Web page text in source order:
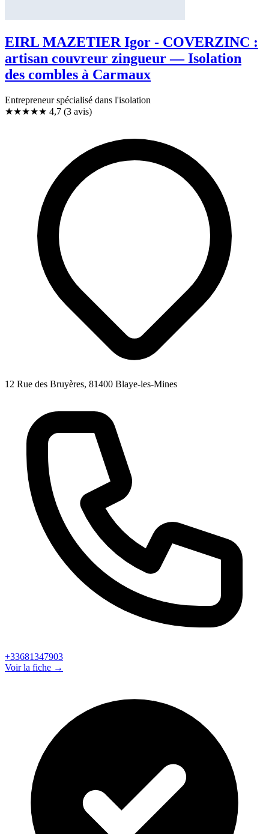
EIRL MAZETIER Igor - COVERZINC :
artisan couvreur zingueur — Isolation
des combles à Carmaux
Entrepreneur spécialisé dans l'isolation
★★★★★ 4,7 (3 avis)
12 Rue des Bruyères, 81400 Blaye-les-Mines
+33681347903
Voir la fiche →